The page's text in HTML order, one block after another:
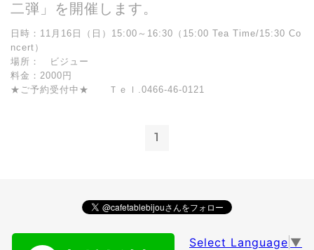
二弾」を開催します。
日時：11月16日（日）15:00～16:30（15:00 Tea Time/15:30 Co
ncert）
場所： ビジュー
料金：2000円
★ご予約受付中★ Ｔｅｌ.0466-46-0121
1
Select Language ▼